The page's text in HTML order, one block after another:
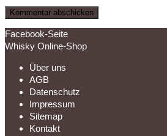
Facebook-Seite
Whisky Online-Shop
Über uns
AGB
Datenschutz
Impressum
Sitemap
Kontakt